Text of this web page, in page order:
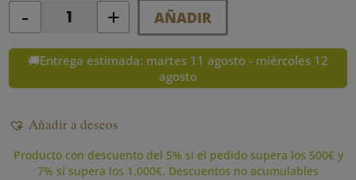
Quantity
- + AÑADIR
🚚Entrega estimada: martes 11 agosto - miércoles 12
agosto
Añadir a deseos
Producto con descuento del 5% si el pedido supera los 500€ y
7% si supera los 1.000€. Descuentos no acumulables